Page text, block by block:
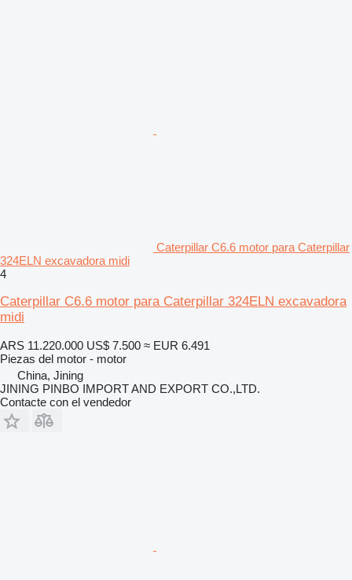
Caterpillar C6.6 motor para Caterpillar
324ELN excavadora midi
4
Caterpillar C6.6 motor para Caterpillar 324ELN excavadora
midi
ARS 11.220.000 US$ 7.500 ≈ EUR 6.491
Piezas del motor - motor
China, Jining
JINING PINBO IMPORT AND EXPORT CO.,LTD.
Contacte con el vendedor